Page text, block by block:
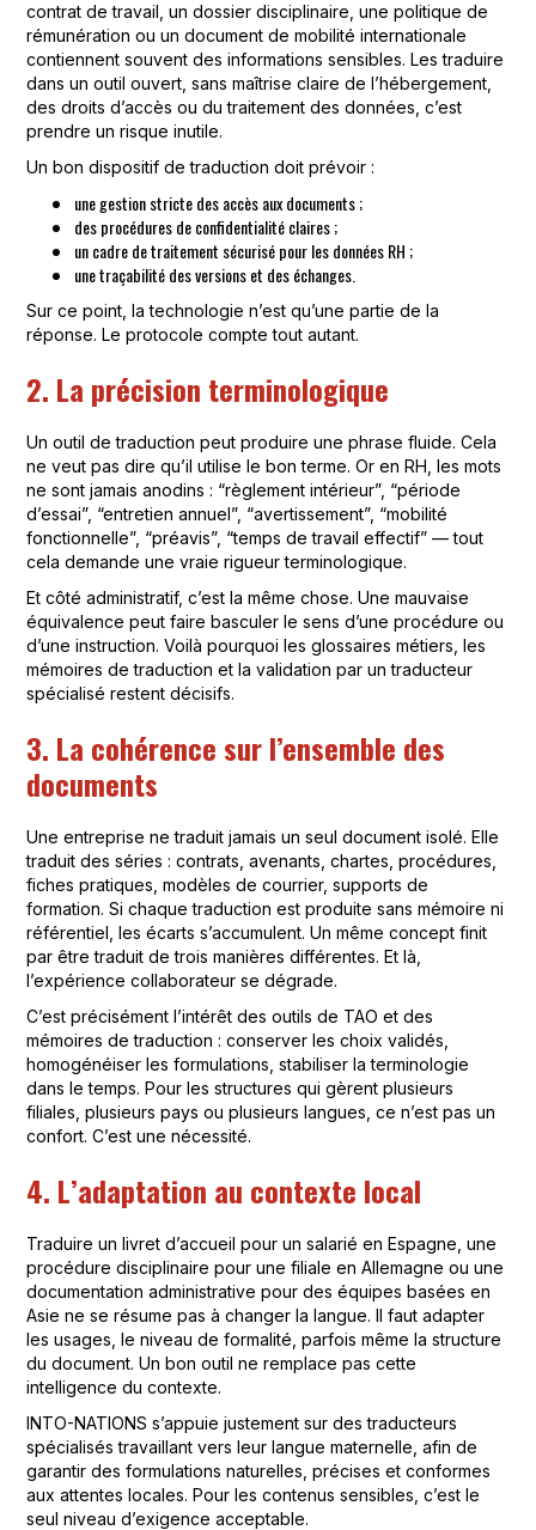
contrat de travail, un dossier disciplinaire, une politique de
rémunération ou un document de mobilité internationale
contiennent souvent des informations sensibles. Les traduire
dans un outil ouvert, sans maîtrise claire de l’hébergement,
des droits d’accès ou du traitement des données, c’est
prendre un risque inutile.
Un bon dispositif de traduction doit prévoir :
une gestion stricte des accès aux documents ;
des procédures de confidentialité claires ;
un cadre de traitement sécurisé pour les données RH ;
une traçabilité des versions et des échanges.
Sur ce point, la technologie n’est qu’une partie de la
réponse. Le protocole compte tout autant.
2. La précision terminologique
Un outil de traduction peut produire une phrase fluide. Cela
ne veut pas dire qu’il utilise le bon terme. Or en RH, les mots
ne sont jamais anodins : “règlement intérieur”, “période
d’essai”, “entretien annuel”, “avertissement”, “mobilité
fonctionnelle”, “préavis”, “temps de travail effectif” — tout
cela demande une vraie rigueur terminologique.
Et côté administratif, c’est la même chose. Une mauvaise
équivalence peut faire basculer le sens d’une procédure ou
d’une instruction. Voilà pourquoi les glossaires métiers, les
mémoires de traduction et la validation par un traducteur
spécialisé restent décisifs.
3. La cohérence sur l’ensemble des
documents
Une entreprise ne traduit jamais un seul document isolé. Elle
traduit des séries : contrats, avenants, chartes, procédures,
fiches pratiques, modèles de courrier, supports de
formation. Si chaque traduction est produite sans mémoire ni
référentiel, les écarts s’accumulent. Un même concept finit
par être traduit de trois manières différentes. Et là,
l’expérience collaborateur se dégrade.
C’est précisément l’intérêt des outils de TAO et des
mémoires de traduction : conserver les choix validés,
homogénéiser les formulations, stabiliser la terminologie
dans le temps. Pour les structures qui gèrent plusieurs
filiales, plusieurs pays ou plusieurs langues, ce n’est pas un
confort. C’est une nécessité.
4. L’adaptation au contexte local
Traduire un livret d’accueil pour un salarié en Espagne, une
procédure disciplinaire pour une filiale en Allemagne ou une
documentation administrative pour des équipes basées en
Asie ne se résume pas à changer la langue. Il faut adapter
les usages, le niveau de formalité, parfois même la structure
du document. Un bon outil ne remplace pas cette
intelligence du contexte.
INTO-NATIONS s’appuie justement sur des traducteurs
spécialisés travaillant vers leur langue maternelle, afin de
garantir des formulations naturelles, précises et conformes
aux attentes locales. Pour les contenus sensibles, c’est le
seul niveau d’exigence acceptable.